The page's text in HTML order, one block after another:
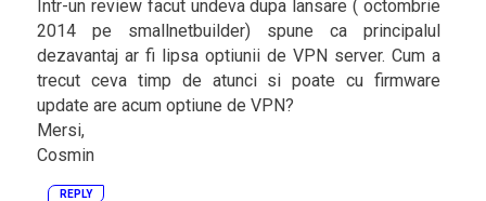
Intr-un review facut undeva dupa lansare ( octombrie
2014 pe smallnetbuilder) spune ca principalul
dezavantaj ar fi lipsa optiunii de VPN server. Cum a
trecut ceva timp de atunci si poate cu firmware
update are acum optiune de VPN?
Mersi,
Cosmin
REPLY